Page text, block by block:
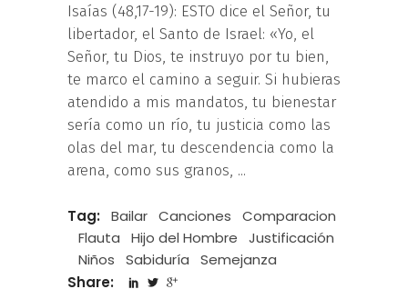
Isaías (48,17-19): ESTO dice el Señor, tu
libertador, el Santo de Israel: «Yo, el
Señor, tu Dios, te instruyo por tu bien,
te marco el camino a seguir. Si hubieras
atendido a mis mandatos, tu bienestar
sería como un río, tu justicia como las
olas del mar, tu descendencia como la
arena, como sus granos,
Tag: Bailar Canciones
Comparacion
Flauta
Hijo del Hombre
Justificación
Niños
Sabiduría
Semejanza
Share: